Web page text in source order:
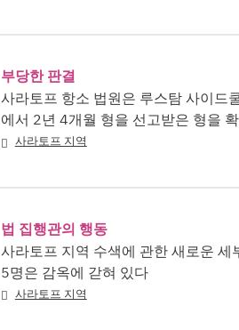
부당한 판결
사라토프 항소 법원은 루스탐 사이드
에서 2년 4개월 형을 선고받은 형을
사라토프 지역
법 집행관의 행동
사라토프 지역 수색에 관한 새로운
5명은 감옥에 갇혀 있다
사라토프 지역